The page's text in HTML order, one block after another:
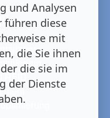
RFID
und Analysen
führen diese
mit
die Sie ihnen
die sie im
der Dienste